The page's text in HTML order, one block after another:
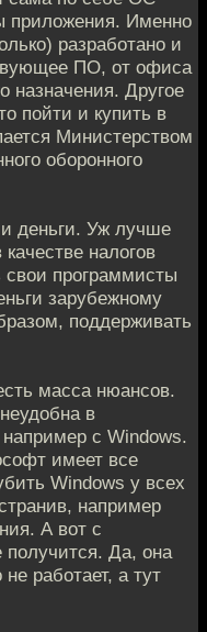
приложения. Именно
разработано и
ПО, от офиса
назначения. Другое
пойти и купить в
Министерством
оборонного
деньги. Уж лучше
налогов
свои программисты
зарубежному
поддерживать
масса нюансов.
в
с Windows.
имеет все
Windows у всех
например
А вот с
получится. Да, она
работает, а тут